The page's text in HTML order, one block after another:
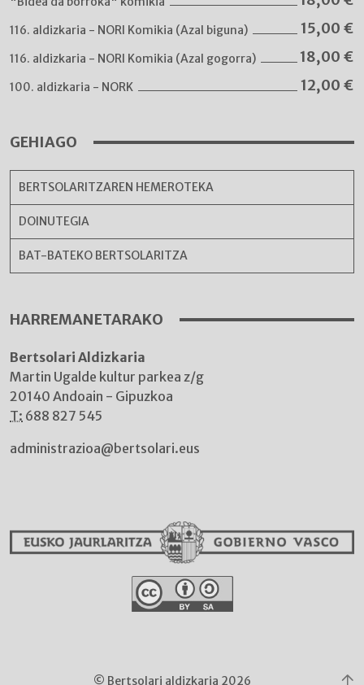
116. aldizkaria - NORI Komikia (Azal biguna) 15,00 €
116. aldizkaria - NORI Komikia (Azal gogorra) 18,00 €
100. aldizkaria - NORK 12,00 €
GEHIAGO
BERTSOLARITZAREN HEMEROTEKA
DOINUTEGIA
BAT-BATEKO BERTSOLARITZA
HARREMANETARAKO
Bertsolari Aldizkaria
Martin Ugalde kultur parkea z/g
20140 Andoain - Gipuzkoa
T: 688 827 545
administrazioa@bertsolari.eus
© Bertsolari aldizkaria 2026